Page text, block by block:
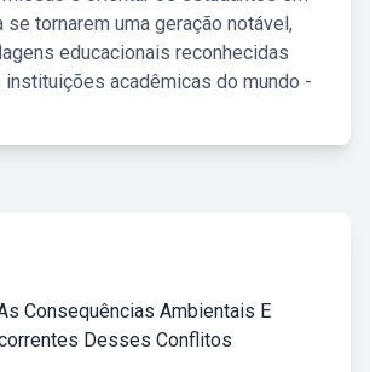
se tornarem uma geração notável,
educacionais reconhecidas
acadêmicas do mundo -
Consequências Ambientais E
Desses Conflitos